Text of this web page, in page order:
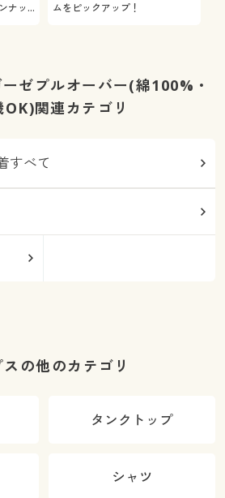
ナッ
ムをピックアップ！
ゼプルオーバー(綿100%・
OK)関連カテゴリ
すべて
スの他のカテゴリ
タンクトップ
シャツ